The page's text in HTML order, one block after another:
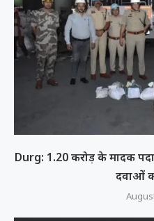
Durg: 1.20 करोड़ के मादक
दवाओं